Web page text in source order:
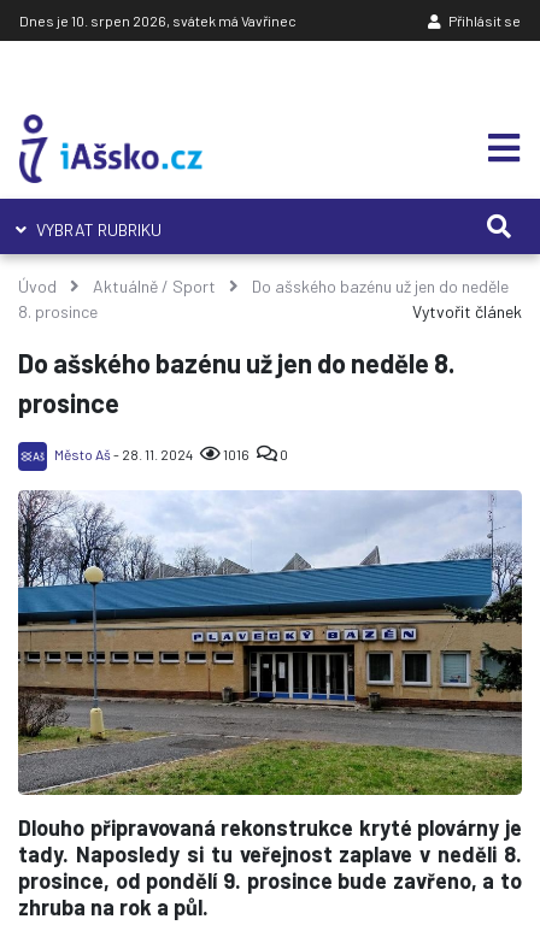
Dnes je 10. srpen 2026, svátek má Vavřinec Přihlásit se
VYBRAT RUBRIKU
Úvod Aktuálně / Sport
Do ašského bazénu už jen do neděle
8. prosince
Vytvořit článek
Do ašského bazénu už jen do neděle 8.
prosince
Město Aš - 28. 11. 2024 1016 0
Dlouho připravovaná rekonstrukce kryté plovárny je
tady. Naposledy si tu veřejnost zaplave v neděli 8.
prosince, od pondělí 9. prosince bude zavřeno, a to
zhruba na rok a půl.